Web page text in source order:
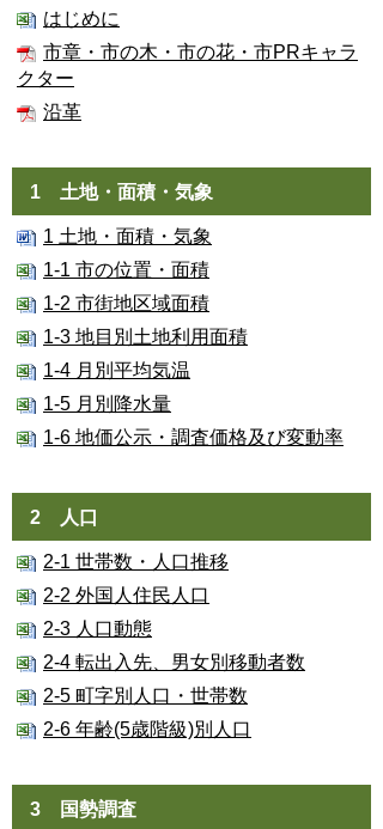
はじめに
市章・市の木・市の花・市PRキャラ
クター
沿革
1 土地・面積・気象
1 土地・面積・気象
1-1 市の位置・面積
1-2 市街地区域面積
1-3 地目別土地利用面積
1-4 月別平均気温
1-5 月別降水量
1-6 地価公示・調査価格及び変動率
2 人口
2-1 世帯数・人口推移
2-2 外国人住民人口
2-3 人口動態
2-4 転出入先、男女別移動者数
2-5 町字別人口・世帯数
2-6 年齢(5歳階級)別人口
3 国勢調査